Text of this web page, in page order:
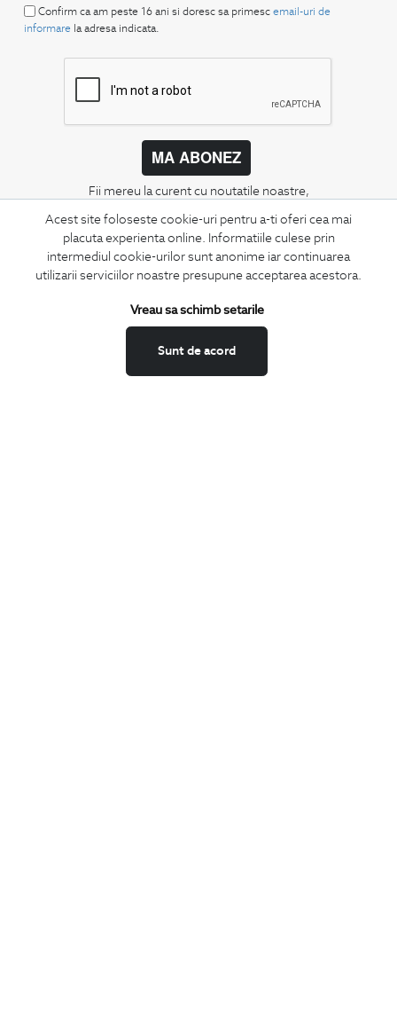
Acest site foloseste cookie-uri pentru a-ti oferi cea mai
placuta experienta online. Informatiile culese prin
intermediul cookie-urilor sunt anonime iar continuarea
utilizarii serviciilor noastre presupune acceptarea acestora.
Sunt de acord
Vreau sa schimb setarile
Confirm ca am peste 16 ani si doresc sa primesc email-uri de
informare la adresa indicata.
MA ABONEZ
Fii mereu la curent cu noutatile noastre,
CONCIERGE
Termeni si conditii
Securitatea datelor
Feedback site
ANPC